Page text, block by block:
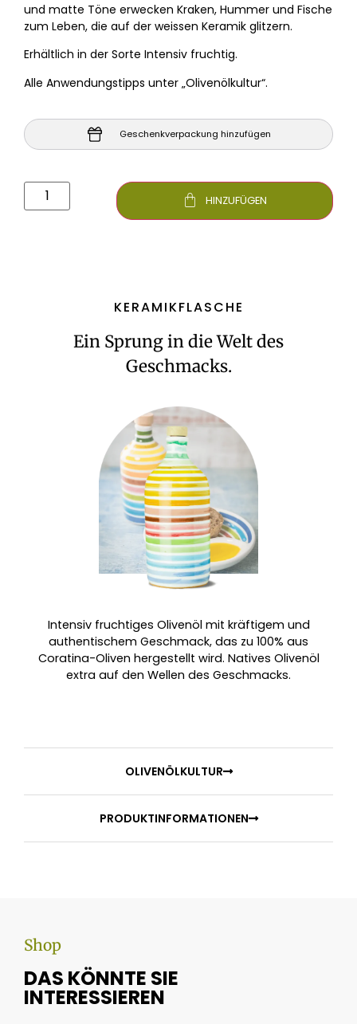
und matte Töne erwecken Kraken, Hummer und Fische
zum Leben, die auf der weissen Keramik glitzern.
Erhältlich in der Sorte Intensiv fruchtig.
Alle Anwendungstipps unter „Olivenölkultur“.
Geschenkverpackung hinzufügen
HINZUFÜGEN
KERAMIKFLASCHE
Ein Sprung in die Welt des
Geschmacks.
Intensiv fruchtiges Olivenöl mit kräftigem und
authentischem Geschmack, das zu 100% aus
Coratina-Oliven hergestellt wird. Natives Olivenöl
extra auf den Wellen des Geschmacks.
OLIVENÖLKULTUR
PRODUKTINFORMATIONEN
Shop
DAS KÖNNTE SIE
INTERESSIEREN